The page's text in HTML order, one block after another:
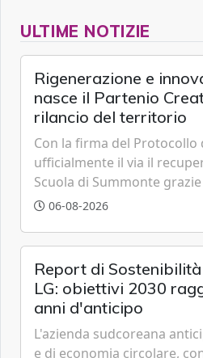
ULTIME NOTIZIE
Rigenerazione e
nasce il Partenio
rilancio del territorio
Con la firma del Protocollo
ufficialmente il via il
Scuola di Summonte
partenariato pubblico-
06-08-2026
Report di
LG: obiettivi 2030
anni d'anticipo
L'azienda sudcoreana
e di economia circolare,